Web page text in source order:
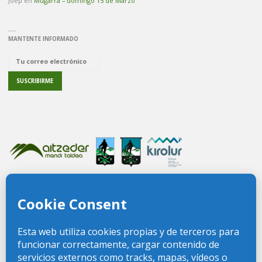
MANTENTE INFORMADO
FEDERACIÓN VIZCAÍNA DE MONTAÑA
FEDERACIÓN VASCA DE MONTAÑA